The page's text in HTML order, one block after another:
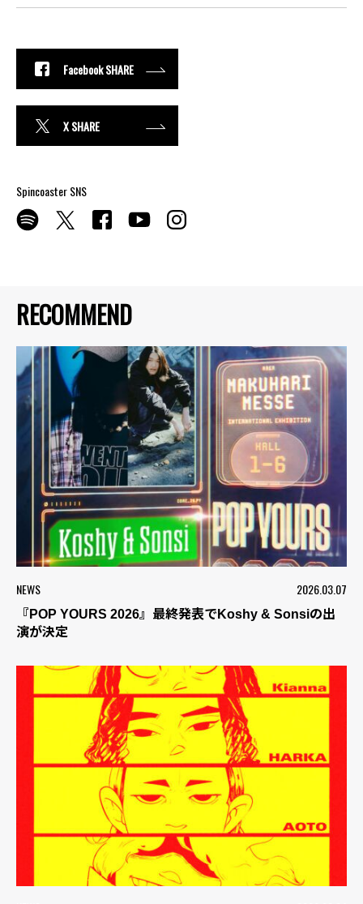
RECOMMEND
NEWS 2026.03.07
『POP YOURS 2026』最終発表でKoshy & Sonsiの出
演が決定
Facebook SHARE
X SHARE
Spincoaster SNS